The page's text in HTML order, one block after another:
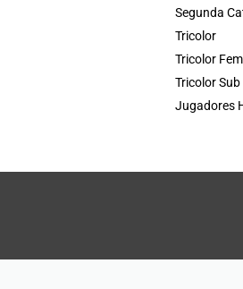
Segunda
Tricolor
Tricolor
Tricolor Sub
Jugadores